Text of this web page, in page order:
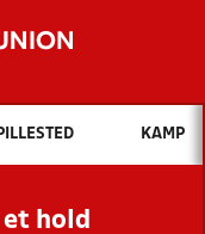
vil du søge efter?
OG NYHEDER
OG
KAMP
hold